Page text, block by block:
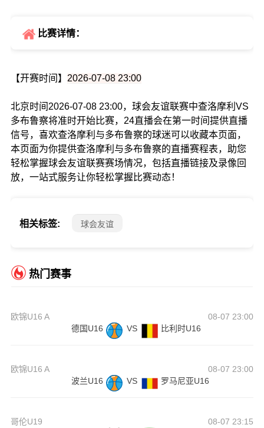
比赛详情：
【开赛时间】 2026-07-08 23:00
北京时间2026-07-08 23:00，球会友谊联赛中查洛摩利VS
多布鲁察将准时开始比赛，24直播会在第一时间提供直播
信号，喜欢查洛摩利与多布鲁察的球迷可以收藏本页面，
本页面为你提供查洛摩利与多布鲁察的直播赛程表，助您
轻松掌握球会友谊联赛赛场情况，包括直播链接及录像回
放，一站式服务让你轻松掌握比赛动态！
相关标签: 球会友谊
热门赛事
欧锦U16 A
08-07 23:00
德国U16
VS 比利时U16
欧锦U16 A
08-07 23:00
波兰U16
VS 罗马尼亚U16
哥伦U19
08-07 23:15